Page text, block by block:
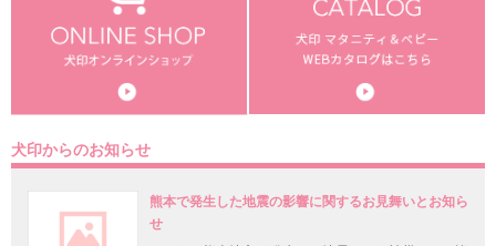
犬印からのお知らせ
熊本で発生した地震の影響に関するお見舞いとお知ら
せ